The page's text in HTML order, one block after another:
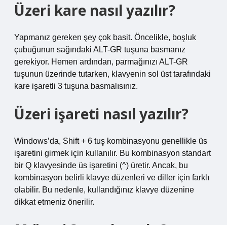
Üzeri kare nasıl yazılır?
Yapmanız gereken şey çok basit. Öncelikle, boşluk
çubuğunun sağındaki ALT-GR tuşuna basmanız
gerekiyor. Hemen ardından, parmağınızı ALT-GR
tuşunun üzerinde tutarken, klavyenin sol üst tarafındaki
kare işaretli 3 tuşuna basmalısınız.
Üzeri işareti nasıl yazılır?
Windows’da, Shift + 6 tuş kombinasyonu genellikle üs
işaretini girmek için kullanılır. Bu kombinasyon standart
bir Q klavyesinde üs işaretini (^) üretir. Ancak, bu
kombinasyon belirli klavye düzenleri ve diller için farklı
olabilir. Bu nedenle, kullandığınız klavye düzenine
dikkat etmeniz önerilir.